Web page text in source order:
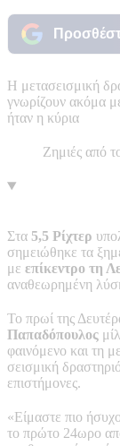
Η μετασεισμική
γνωρίζουν ακόμα
ήταν η κύρια
Ζημιές από
Στα 5,5 Ρίχτερ
σημειώθηκε τα
με επίκεντρο τη
αναθεωρημένη
Το πρωί της
Παπαδόπουλος
φαινόμενο και τη
σεισμική
επιστήμονες.
«Είμαστε πιο
το πρώτο 24ωρο